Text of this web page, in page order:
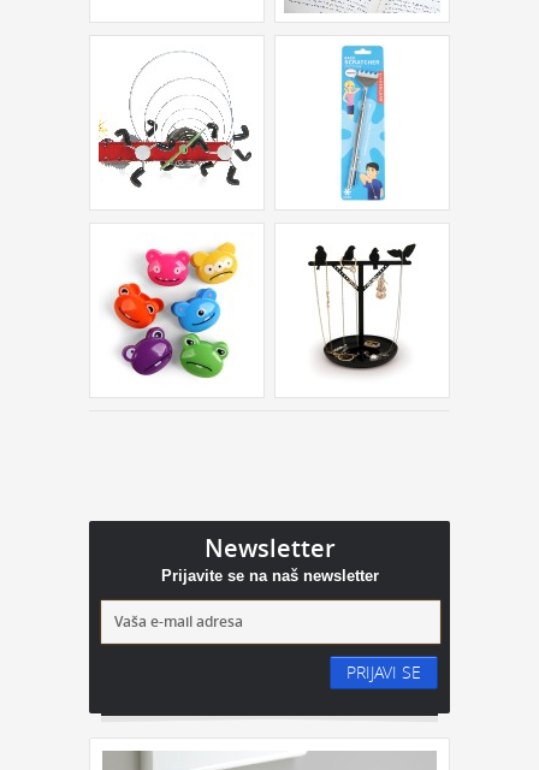
Newsletter
Prijavite se na naš newsletter
PRIJAVI SE